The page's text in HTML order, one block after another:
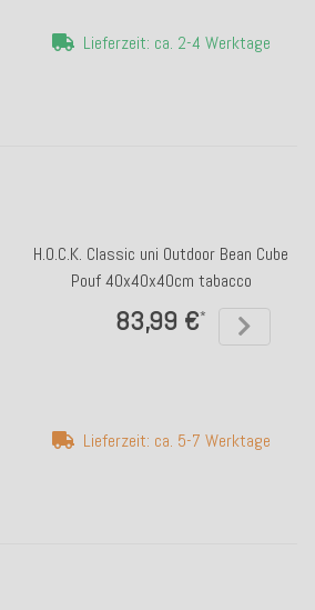
Lieferzeit: ca. 2-4 Werktage
H.O.C.K. Classic uni Outdoor Bean Cube
Pouf 40x40x40cm tabacco
83,99 €*
Lieferzeit: ca. 5-7 Werktage